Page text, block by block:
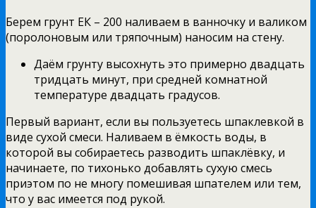
Берем грунт ЕК – 200 наливаем в ванночку и валиком
(поролоновым или тряпочным) наносим на стену.
Даём грунту высохнуть это примерно двадцать
тридцать минут, при средней комнатной
температуре двадцать градусов.
Первый вариант, если вы пользуетесь шпаклевкой в
виде сухой смеси. Наливаем в ёмкость воды, в
которой вы собираетесь разводить шпаклёвку, и
начинаете, по тихонько добавлять сухую смесь
приэтом по не многу помешивая шпателем или тем,
что у вас имеется под рукой.